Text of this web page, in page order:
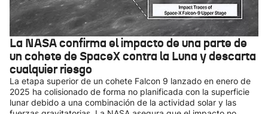
La NASA confirma el impacto de una parte de
un cohete de SpaceX contra la Luna y descarta
cualquier riesgo
La etapa superior de un cohete Falcon 9 lanzado en enero de
2025 ha colisionado de forma no planificada con la superficie
lunar debido a una combinación de la actividad solar y las